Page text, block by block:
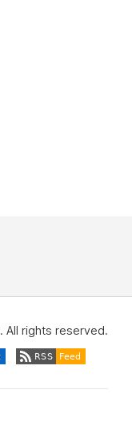
. All rights reserved.